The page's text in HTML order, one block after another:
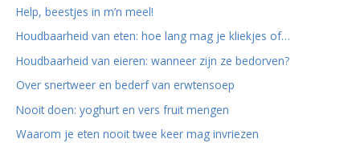
a
a
r
:
Help, beestjes in m’n meel!
Houdbaarheid van eten: hoe lang mag je kliekjes of…
Houdbaarheid van eieren: wanneer zijn ze bedorven?
Over snertweer en bederf van erwtensoep
Nooit doen: yoghurt en vers fruit mengen
Waarom je eten nooit twee keer mag invriezen